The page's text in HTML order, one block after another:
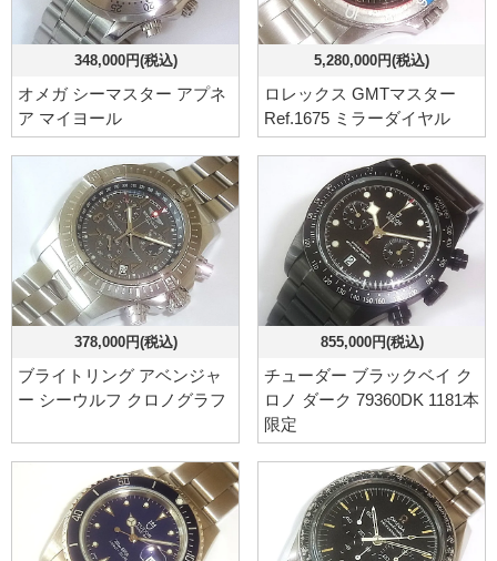
348,000円(税込)
オメガ シーマスター アプネ
ア マイヨール
5,280,000円(税込)
ロレックス GMTマスター
Ref.1675 ミラーダイヤル
378,000円(税込)
ブライトリング アベンジャ
ー シーウルフ クロノグラフ
855,000円(税込)
チューダー ブラックベイ ク
ロノ ダーク 79360DK 1181本
限定